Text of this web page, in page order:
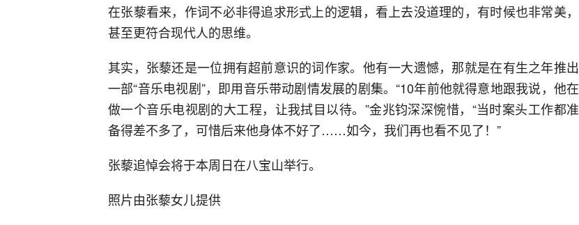
在张藜看来，作词不必非得追求形式上的逻辑，看上去没道理的，有时候也非常美，
甚至更符合现代人的思维。
其实，张藜还是一位拥有超前意识的词作家。他有一大遗憾，那就是在有生之年推出
一部“音乐电视剧”，即用音乐带动剧情发展的剧集。“10年前他就得意地跟我说，他在
做一个音乐电视剧的大工程，让我拭目以待。”金兆钧深深惋惜，“当时案头工作都准
备得差不多了，可惜后来他身体不好了……如今，我们再也看不见了！”
张藜追悼会将于本周日在八宝山举行。
照片由张藜女儿提供